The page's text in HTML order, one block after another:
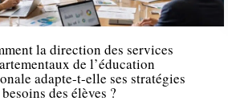
la direction des services
de l’éducation
adapte-t-elle ses stratégies
des élèves ?